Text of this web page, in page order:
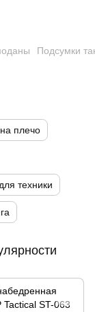
Подсумки
плечо
техники